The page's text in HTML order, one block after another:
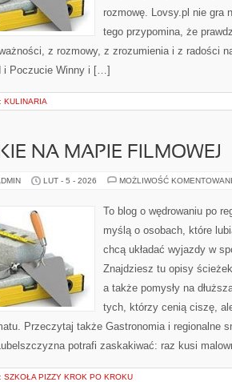
rozmowę. Lovsy.pl nie gra
tego przypomina, że
z rozmowy, z zrozumienia i z radości
i Poczucie Winny i […]
KULINARIA
NA MAPIE FILMOWEJ
LUT - 5 - 2026 MOŻLIWOŚĆ
To blog o wędrowaniu po
myślą o osobach, które
chcą układać wyjazdy w
Znajdziesz tu opisy
a także pomysły na
tych, którzy cenią ciszę,
Przeczytaj także Gastronomia i regionalne
potrafi zaskakiwać: raz kusi
SZKOŁA PIZZY KROK PO KROKU